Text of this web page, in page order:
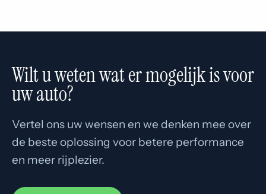
Wilt u weten wat er mogelijk is voor
uw auto?
Vertel ons uw wensen en we denken mee over
de beste oplossing voor betere performance
en meer rijplezier.